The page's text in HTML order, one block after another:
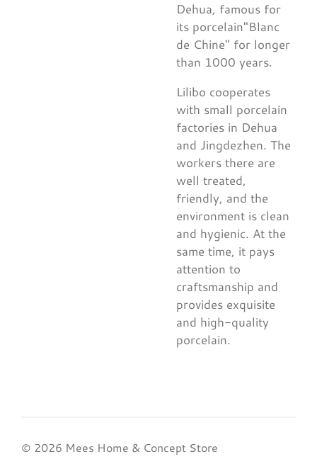
Dehua, famous for
its porcelain"Blanc
de Chine" for longer
than 1000 years.
Lilibo cooperates
with small porcelain
factories in Dehua
and Jingdezhen. The
workers there are
well treated,
friendly, and the
environment is clean
and hygienic. At the
same time, it pays
attention to
craftsmanship and
provides exquisite
and high-quality
porcelain.
© 2026 Mees Home & Concept Store